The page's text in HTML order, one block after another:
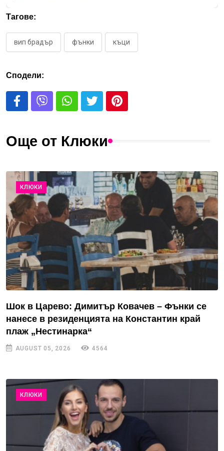
Тагове:
вип брадър фънки къци
Сподели:
Още от Клюки
КЛЮКИ
Шок в Царево: Димитър Ковачев – Фънки се
нанесе в резиденцията на Константин край
плаж „Нестинарка“
AUGUST 05, 2026 4564
КЛЮКИ